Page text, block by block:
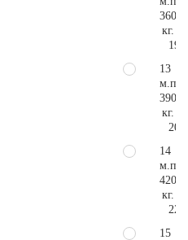
360
кг.
13
м.п.
390
кг.
14
м.п.
420
кг.
15